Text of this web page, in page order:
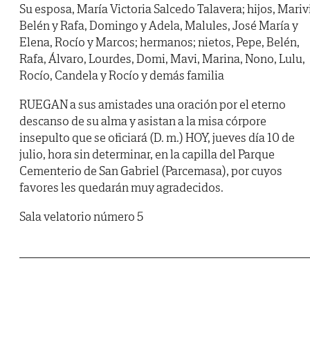
Su esposa, María Victoria Salcedo Talavera; hijos,
Belén y Rafa, Domingo y Adela, Malules, José María y
Elena, Rocío y Marcos; hermanos; nietos, Pepe, Belén,
Rafa, Álvaro, Lourdes, Domi, Mavi, Marina, Nono, Lulu,
Rocío, Candela y Rocío y demás familia
RUEGAN a sus amistades una oración por el eterno
descanso de su alma y asistan a la misa córpore
insepulto que se oficiará (D. m.) HOY, jueves día 10 de
julio, hora sin determinar, en la capilla del Parque
Cementerio de San Gabriel (Parcemasa), por cuyos
favores les quedarán muy agradecidos.
Sala velatorio número 5